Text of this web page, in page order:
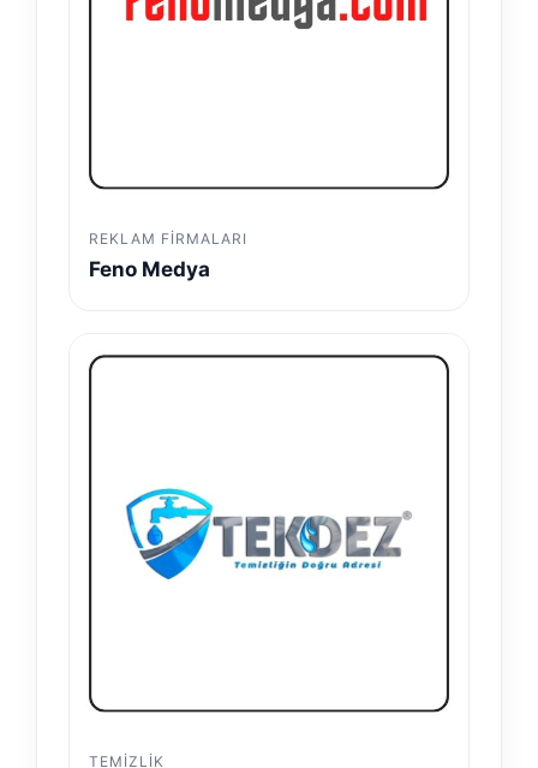
REKLAM FIRMALARI
Feno Medya
TEMIZLIK